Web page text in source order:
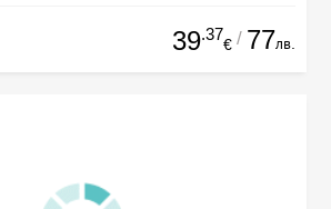
39.37
€ / 77лв.